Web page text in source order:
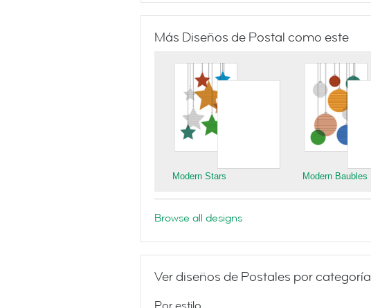
Más Diseños de Postal como este
Modern Stars Modern Baubles
Browse all designs
Ver diseños de Postales por categoría